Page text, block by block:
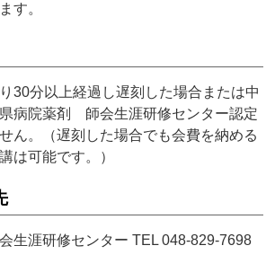
す。
30分以上経過し遅刻した場合または中
病院薬剤 師会生涯研修センター認定
ん。（遅刻した場合でも会費を納める
は可能です。）
生涯研修センター TEL 048-829-7698